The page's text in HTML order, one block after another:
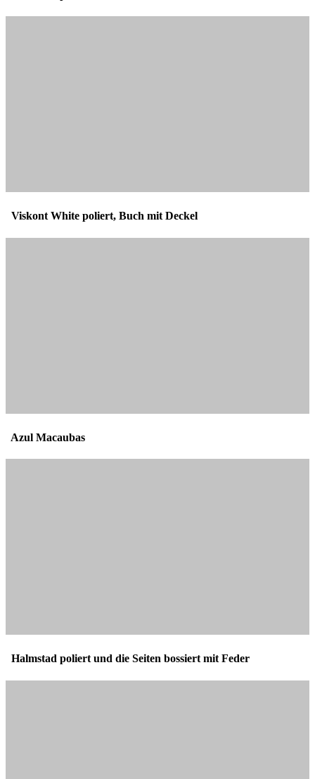
Viskont White poliert, Buch mit Deckel
Azul Macaubas
Halmstad poliert und die Seiten bossiert mit Feder